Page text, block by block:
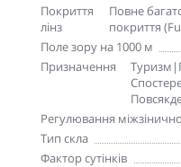
Покриття
лінз
Повне
покриття
Поле зору на 1000 м
Призначення
Регулювання
Тип скла
Фактор сутінків